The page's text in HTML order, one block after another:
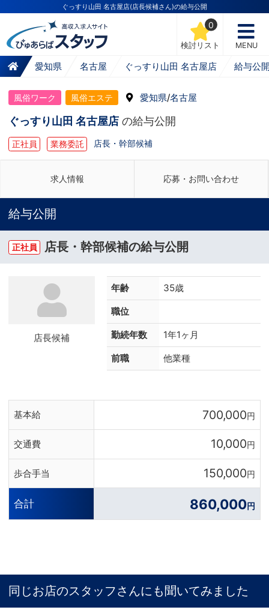
ぐっすり山田 名古屋店(店長候補さん)の給与公開
検討リスト
0
MENU
愛知県 名古屋 ぐっすり山田 名古屋店 給与公
風俗ワーク 風俗エステ 愛知県/名古屋
ぐっすり山田 名古屋店 の給与公開
正社員 業務委託 店長・幹部候補
求人情報 応募・お問い合わせ
給与公開
正社員 店長・幹部候補の給与公開
店長候補
年齢 35歳
職位
勤続年数 1年1ヶ月
前職 他業種
基本給 700,000円
交通費 10,000円
歩合手当 150,000円
合計 860,000円
同じお店のスタッフさんにも聞いてみました